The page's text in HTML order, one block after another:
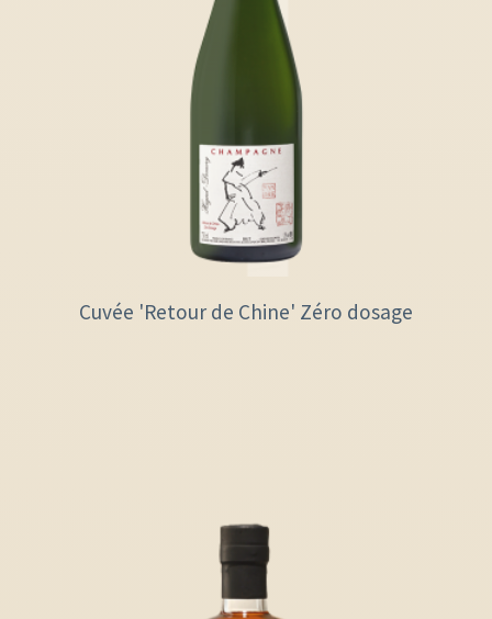
Cuvée 'Retour de Chine' Zéro dosage